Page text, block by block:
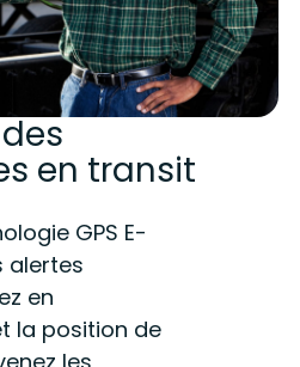
en transit
GPS E-
alertes
en
la position de